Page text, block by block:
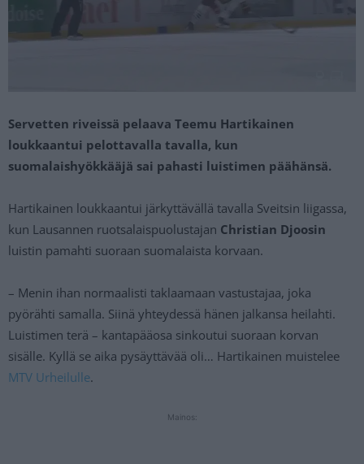
Servetten riveissä pelaava Teemu Hartikainen
loukkaantui pelottavalla tavalla, kun
suomalaishyökkääjä sai pahasti luistimen päähänsä.
Hartikainen loukkaantui järkyttävällä tavalla Sveitsin liigassa,
kun Lausannen ruotsalaispuolustajan Christian Djoosin
luistin pamahti suoraan suomalaista korvaan.
– Menin ihan normaalisti taklaamaan vastustajaa, joka
pyörähti samalla. Siinä yhteydessä hänen jalkansa heilahti.
Luistimen terä – kantapääosa sinkoutui suoraan korvan
sisälle. Kyllä se aika pysäyttävää oli… Hartikainen muistelee
MTV Urheilulle.
Mainos: